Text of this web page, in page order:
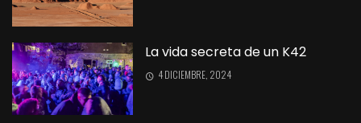
La vida secreta de un K42
4 DICIEMBRE, 2024